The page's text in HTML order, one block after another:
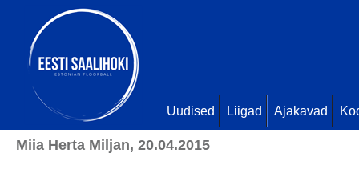
Uudised Liigad Ajakavad
Miia Herta Miljan, 20.04.2015